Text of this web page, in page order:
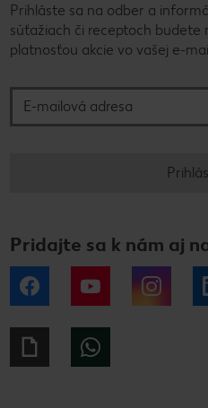
Prihláste sa na odber a
súťažiach či receptoch budete
platnosťou akcie vo vašej e-
Pridajte sa k nám aj
Facebook YouTube
Giphy